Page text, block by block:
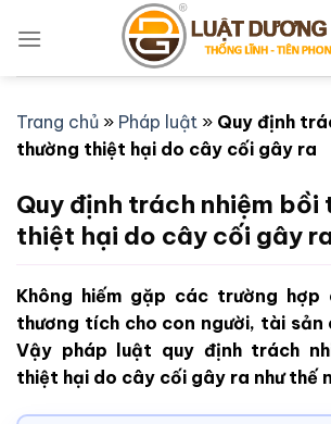
qua
Trang chủ » Pháp luật » Quy định
thường thiệt hại do cây cối gây ra
Quy định trách nhiệm bồi
thiệt hại do cây cối gây
Không hiếm gặp các trường
thương tích cho con người, tài sản
Vậy pháp luật quy định trách
thiệt hại do cây cối gây ra như thế